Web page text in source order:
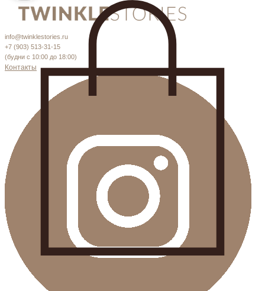
info@twinklestories.ru
+7 (903) 513-31-15
(будни с 10:00 до 18:00)
Контакты